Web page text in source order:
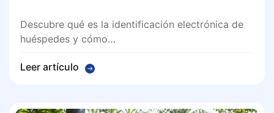
Descubre qué es la identificación electrónica de
huéspedes y cómo…
Leer artículo